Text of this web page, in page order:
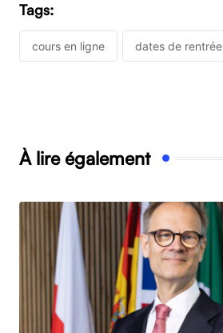
Tags:
cours en ligne dates de rentrée
À lire également